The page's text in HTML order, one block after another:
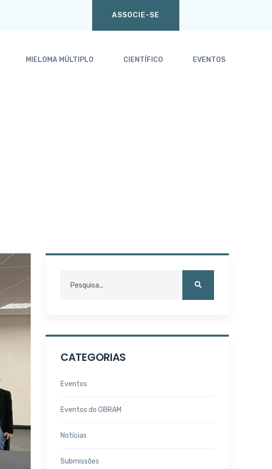
ASSOCIE-SE
MIELOMA MÚLTIPLO CIENTÍFICO EVENTOS
CATEGORIAS
Eventos
Eventos do GBRAM
Notícias
Submissões